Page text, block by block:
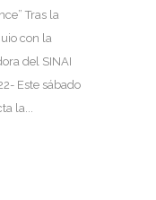
Tras la
con la
del SINAI
Este sábado
la...